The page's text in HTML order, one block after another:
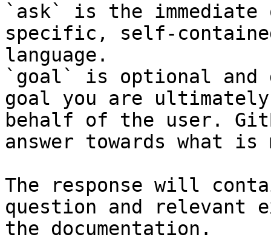
`ask` is the
specific, self-
language.
`goal` is optional and
goal you are
behalf of the user.
answer towards what
The response will
question and relevant
the documentation.